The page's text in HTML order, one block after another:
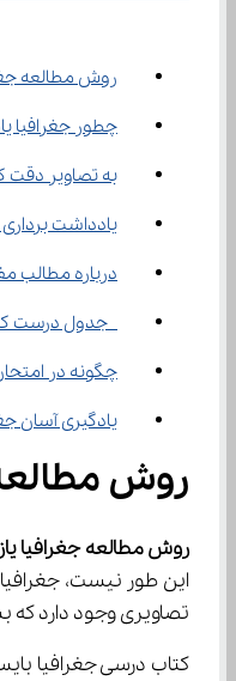
روش مطالعه
چطور جغرافیا
به تصاویر دقت
یادداشت
درباره مطالب
جدول درست
چگونه در امتحان
یادگیری آسان
روش
روش مطالعه جغرافیا
این طور نیست،
تصاویری وجود دارد که بسیار مهم
کتاب درسی جغرافیا